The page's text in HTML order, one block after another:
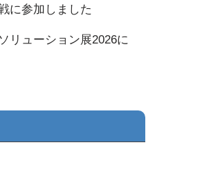
に参加しました
リューション展2026に